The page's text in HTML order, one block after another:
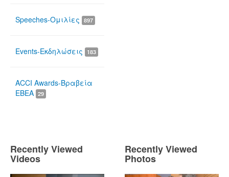
Speeches-Ομιλίες 897
Events-Εκδηλώσεις 183
ACCI Awards-Βραβεία
ΕΒΕΑ 29
Recently Viewed
Videos
Recently Viewed
Photos